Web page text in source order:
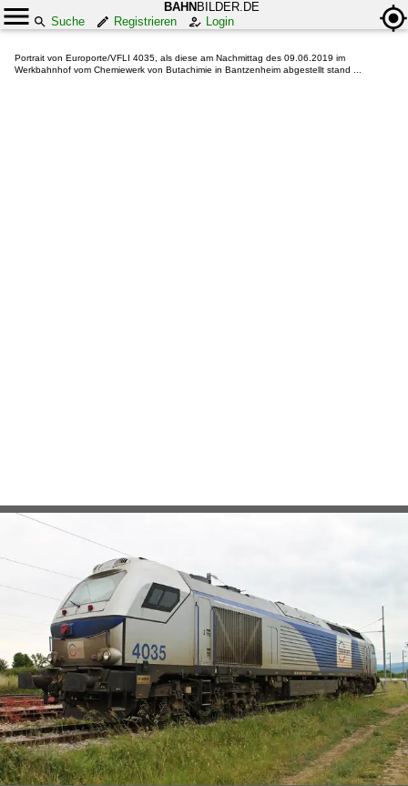
BAHN BILDER.DE
Suche
Registrieren Login
Portrait von Europorte/VFLI 4035, als diese am Nachmittag des 09.06.2019 im
Werkbahnhof vom Chemiewerk von Butachimie in Bantzenheim abgestellt stand ...